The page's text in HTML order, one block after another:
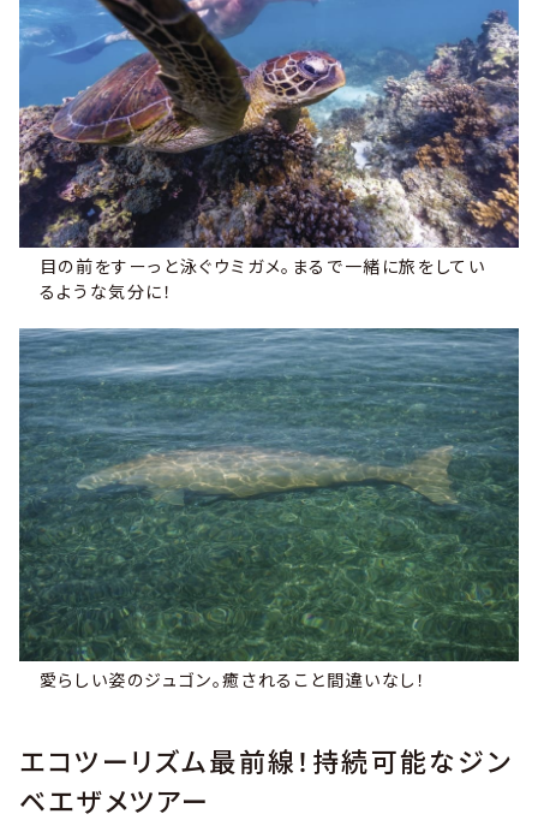
目の前をすーっと泳ぐウミガメ。まるで一緒に旅をしてい
るような気分に！
愛らしい姿のジュゴン。癒されること間違いなし！
エコツーリズム最前線！持続可能なジン
ベエザメツアー